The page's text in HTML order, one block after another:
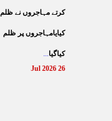
کرتے مہاجروں نے ظلم
کیایامہاجروں پر ظلم
کیاگیا...
26 Jul 2026